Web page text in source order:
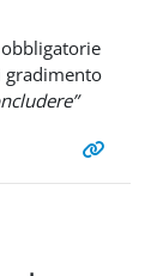
gradimento